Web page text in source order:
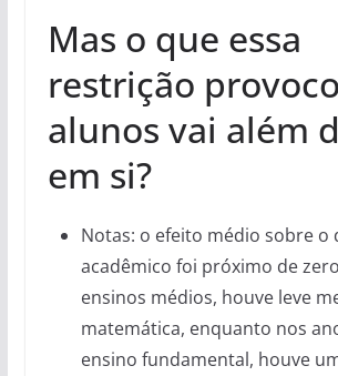
Mas o que essa
restrição
alunos vai além
em si?
Notas: o efeito médio sobre o
acadêmico foi próximo de
ensinos médios, houve leve
matemática, enquanto nos
ensino fundamental, houve